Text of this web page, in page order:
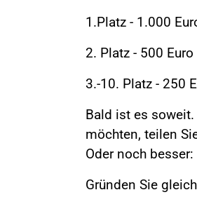
1.Platz - 1.000
2. Platz - 500
3.-10. Platz - 250
Bald ist es
möchten, teilen
Oder noch besser:
Gründen Sie